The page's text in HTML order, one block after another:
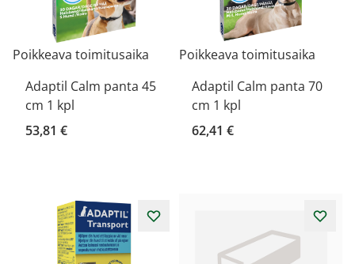
Poikkeava toimitusaika
Adaptil Calm panta 45
cm 1 kpl
53,81 €
Poikkeava toimitusaika
Adaptil Calm panta 70
cm 1 kpl
62,41 €